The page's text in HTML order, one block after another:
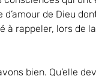
de Dieu
à rappeler, lors de
bien. Qu’elle